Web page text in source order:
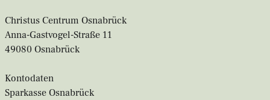
Christus Centrum Osnabrück
Anna-Gastvogel-Straße 11
49080 Osnabrück
Kontodaten
Sparkasse Osnabrück